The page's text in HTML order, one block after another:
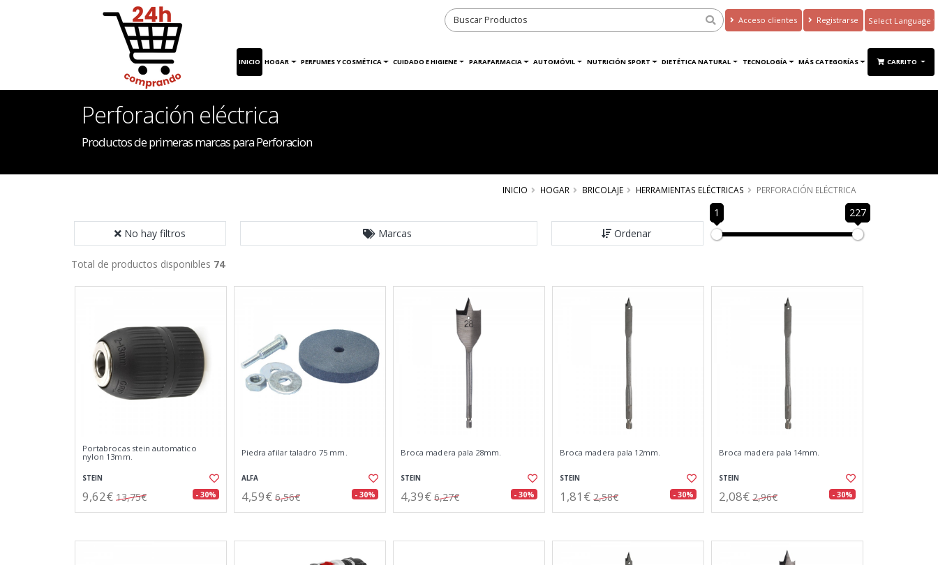
Acceso clientes Registrarse
Translate
INICIO HOGAR PERFUMES Y COSMÉTICA CUIDADO E HIGIENE PARAFARMACIA AUTOMÓVIL NUTRICIÓN SPORT DIETÉTICA NATURAL TECNOLOGÍA MÁS CATEGORÍAS CARRITO
Perforación eléctrica
Productos de primeras marcas para Perforacion
INICIO HOGAR BRICOLAJE HERRAMIENTAS ELÉCTRICAS PERFORACIÓN ELÉCTRICA
No hay filtros Marcas Ordenar
1 227
Total de productos disponibles 74
Portabrocas stein automatico
nylon 13mm.
STEIN
9,62€ 13,75€ - 30%
Piedra afilar taladro 75 mm.
ALFA
4,59€ 6,56€ - 30%
Broca madera pala 28mm.
STEIN
4,39€ 6,27€ - 30%
Broca madera pala 12mm.
STEIN
1,81€ 2,58€ - 30%
Broca madera pala 14mm.
STEIN
2,08€ 2,96€ - 30%